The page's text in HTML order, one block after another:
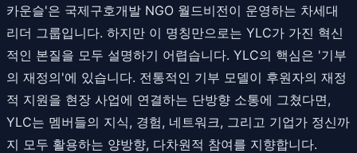
카운슬'은 국제구호개발 NGO 월드비전이 운영하는 차세대
리더 그룹입니다. 하지만 이 명칭만으로는 YLC가 가진 혁신
적인 본질을 모두 설명하기 어렵습니다. YLC의 핵심은 '기부
의 재정의'에 있습니다. 전통적인 기부 모델이 후원자의 재정
적 지원을 현장 사업에 연결하는 단방향 소통에 그쳤다면,
YLC는 멤버들의 지식, 경험, 네트워크, 그리고 기업가 정신까
지 모두 활용하는 양방향, 다차원적 참여를 지향합니다.